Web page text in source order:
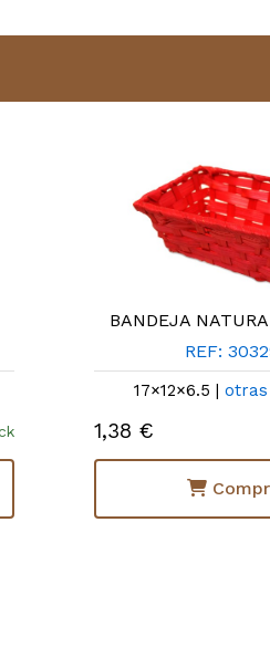
BANDEJA
REF:
17×12×6.5 | otras
1,38 €